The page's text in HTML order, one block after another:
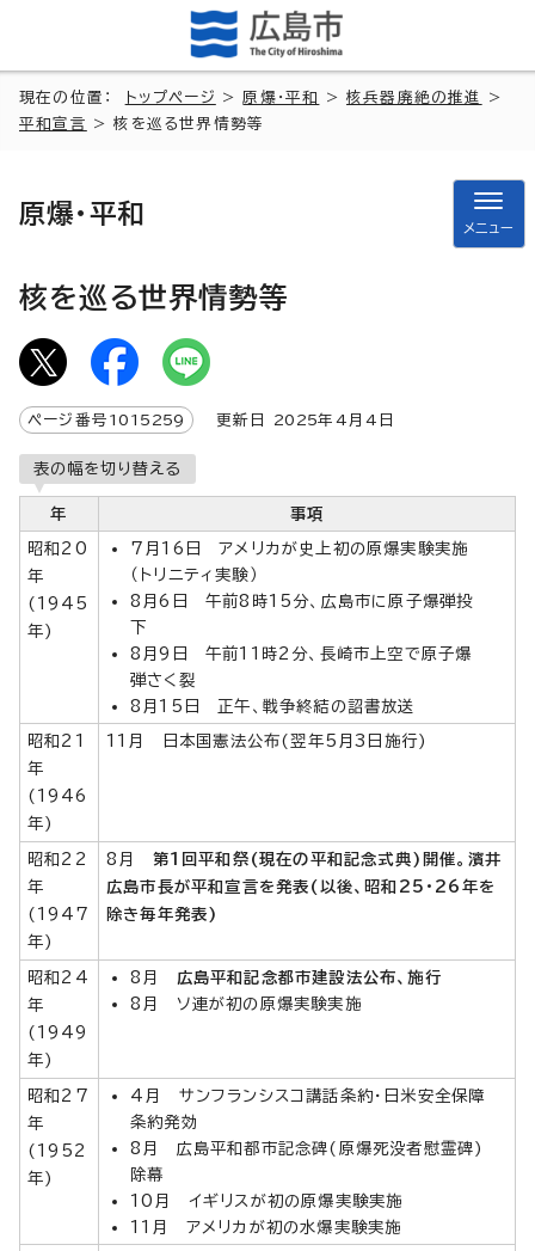
現在の位置： トップページ >原爆・平和 >核兵器廃絶の推進
>
平和宣言
> 核を巡る世界情勢等
原爆・平和
メニュー
核を巡る世界情勢等
ページ番号 1015259 更新日 2025年4月4日
表の幅を切り替える
年 事項
昭和20
年
(1945
年)
7月16日 アメリカが史上初の原爆実験実施
（トリニティ実験）
8月6日 午前8時15分、広島市に原子爆弾投
下
8月9日 午前11時2分、長崎市上空で原子爆
弾さく裂
8月15日 正午、戦争終結の詔書放送
昭和21
年
(1946
年)
11月 日本国憲法公布(翌年5月3日施行)
昭和22
年
(1947
年)
8月 第1回平和祭(現在の平和記念式典)開催。濱井
広島市長が平和宣言を発表(以後、昭和25・26年を
除き毎年発表)
昭和24
年
(1949
年)
8月 広島平和記念都市建設法公布、施行
8月 ソ連が初の原爆実験実施
昭和27
年
(1952
年)
4月 サンフランシスコ講話条約・日米安全保障
条約発効
8月 広島平和都市記念碑(原爆死没者慰霊碑)
除幕
10月 イギリスが初の原爆実験実施
11月 アメリカが初の水爆実験実施